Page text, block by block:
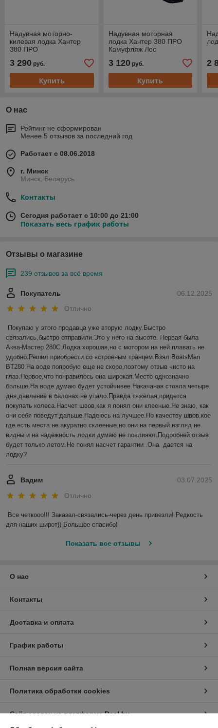
Надувная моторно-
килевая лодка Хантер
380 ПРО
3 290 руб.
Купить
Надувная моторная
лодка Хантер 380 ПРО
Камуфляж Лес
3 120руб.
Купить
2
О нас
Рейтинг не сформирован
Менее 5 отзывов за последний год
Работает с 08.06.2018
г. Минск
Минск, Беларусь
Контакты
Сегодня работает с 10:00 до 21:00
Показать весь график работы
Отзывы о магазине
239 отзывов за всё время
06.12.2025
Покупатель
Отлично
Покупаю у этого продавца уже вторую лодку.Быстро
связались,быстро отправили.Это у него на высоте. Первая была
Аква-Мастер 280С.Лодка хорошая,но с мотором на ней плавать не
удобно.Решил приобрести со встроеным транцем.Взял BoatsMan
BT280.На воде попробую еще не скоро,поэтому отзыв чисто на
глаз.Первое,что понравилось она широкая.Место однозначно
больше.На воде думаю будет устойчивее.Накачаная стояла четыре
дня,давление в балонах не упало.Правда тяжелая,придется
покупать колеса.Насчет швов,как я понял они клееные.Не знаю, как
они себя поведут дальше.Надеюсь на лучшее.По качеству швов,кое
где есть места не акуратно склееные,но они на первый взгляд не
видны и на надежность лодки думаю не повлияют.Подробней отзыв
будет только летом.Не понял насчет гарантии .Она  дается на
лодку?
03.07.2025
Вадим
Отлично
Все четкооо!!! Заказал-связались-через день привезли! Редкость
для наших широт)) Большое спасибо!
Показать все отзывы
О нас
Контакты
Доставка и оплата
График работы
Полная версия сайта
Политика обработки cookies
Сайт создан на платформе Deal.by